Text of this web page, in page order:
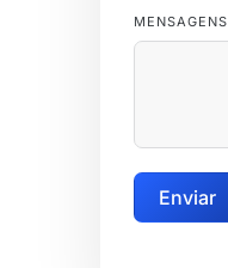
MENSAGENS
Enviar